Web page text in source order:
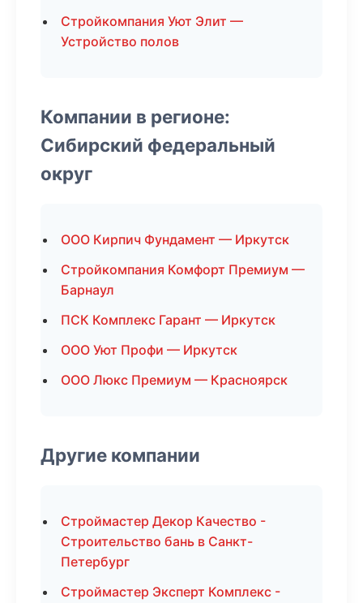
Стройкомпания Уют Элит —
Устройство полов
Компании в регионе:
Сибирский федеральный
округ
ООО Кирпич Фундамент — Иркутск
Стройкомпания Комфорт Премиум —
Барнаул
ПСК Комплекс Гарант — Иркутск
ООО Уют Профи — Иркутск
ООО Люкс Премиум — Красноярск
Другие компании
Строймастер Декор Качество -
Строительство бань в Санкт-
Петербург
Строймастер Эксперт Комплекс -